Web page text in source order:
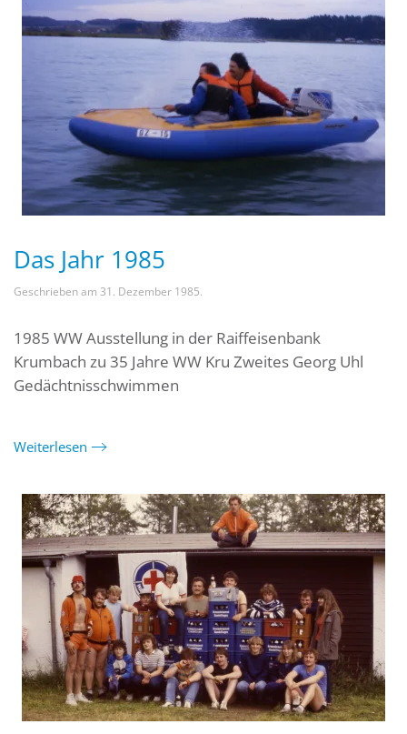
Das Jahr 1985
Geschrieben am 31. Dezember 1985.
1985 WW Ausstellung in der Raiffeisenbank
Krumbach zu 35 Jahre WW Kru Zweites Georg Uhl
Gedächtnisschwimmen
Weiterlesen